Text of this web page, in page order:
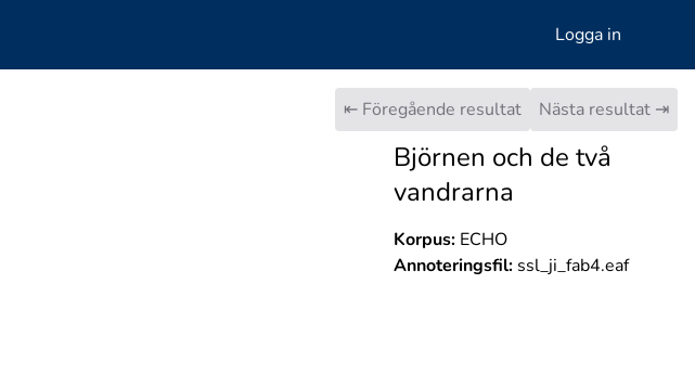
Logga in
⇤ Föregående resultat Nästa resultat ⇥
Björnen och de två
vandrarna
Korpus:ECHO
Annoteringsfil:ssl_ji_fab4.eaf